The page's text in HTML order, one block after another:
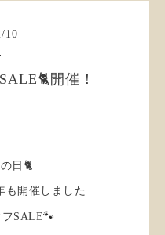
/10
開催！
日🐈
も開催しました
SALE🐾